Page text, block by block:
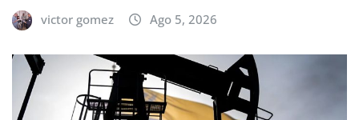
victor gomez Ago 5, 2026